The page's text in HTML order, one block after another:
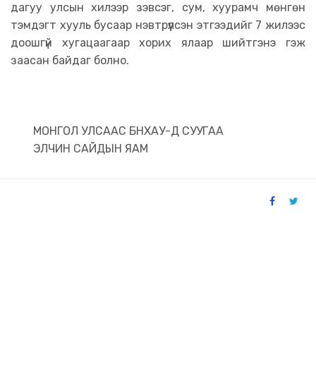
дагуу улсын хилээр зэвсэг, сум, хуурамч мөнгөн
тэмдэгт хууль бусаар нэвтрүүлсэн этгээдийг 7 жилээс
доошгүй хугацаагаар хорих ялаар шийтгэнэ гэж
заасан байдаг болно.
МОНГОЛ УЛСААС БНХАУ-Д СУУГАА
ЭЛЧИН САЙДЫН ЯАМ